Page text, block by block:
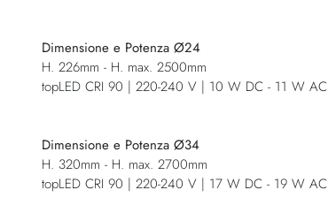
Dimensione e Potenza Ø24
H. 226mm - H. max. 2500mm
topLED CRI 90 | 220-240 V | 10 W DC - 11 W AC
Dimensione e Potenza Ø34
H. 320mm - H. max. 2700mm
topLED CRI 90 | 220-240 V | 17 W DC - 19 W AC